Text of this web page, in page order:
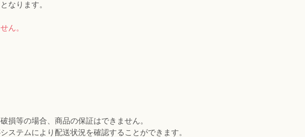
なります。
ん。
損等の場合、商品の保証はできません。
ステムにより配送状況を確認することができます。